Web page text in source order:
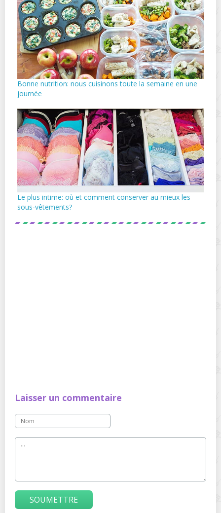
Bonne nutrition: nous cuisinons toute la semaine en une
journée
Le plus intime: où et comment conserver au mieux les
sous-vêtements?
Laisser un commentaire
SOUMETTRE